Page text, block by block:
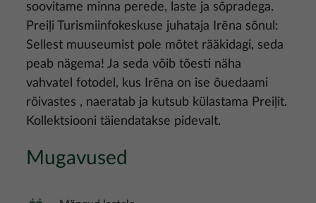
soovitame minna perede, laste ja sõpradega.
Preiļi Turismiinfokeskuse juhataja Irēna sõnul:
Sellest muuseumist pole mõtet rääkidagi, seda
peab nägema! Ja seda võib tõesti näha
vahvatel fotodel, kus Irēna on ise õuedaami
rõivastes , naeratab ja kutsub külastama Preiļit.
Kollektsiooni täiendatakse pidevalt.
Mugavused